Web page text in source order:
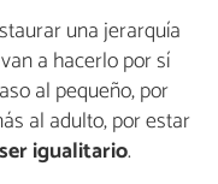
una jerarquía
a hacerlo por sí
al pequeño, por
al adulto, por estar
igualitario.